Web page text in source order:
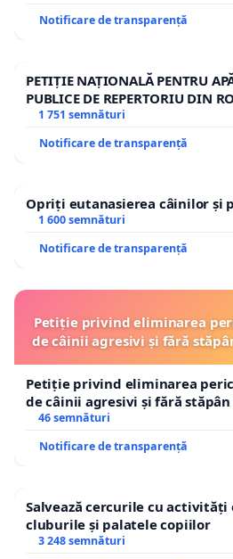
Notificare de transparență
PETIȚIE NAȚIONALĂ PENTRU
PUBLICE DE REPERTORIU DIN
1 751 semnături
Notificare de transparență
Opriți eutanasierea câinilor și
1 600 semnături
Notificare de transparență
Petiție privind eliminarea
de câinii agresivi și fără
Petiție privind eliminarea
de câinii agresivi și fără
46 semnături
Notificare de transparență
Salvează cercurile cu activități
cluburile și palatele copiilor
3 248 semnături